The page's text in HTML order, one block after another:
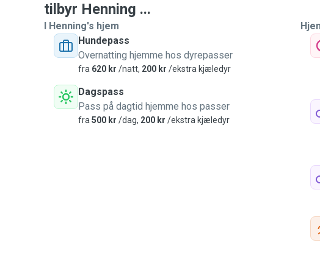
tilbyr Henning ...
I Henning's hjem
Hundepass
Overnatting hjemme hos dyrepasser
fra 620 kr /natt, 200 kr /ekstra kjæledyr
Dagspass
Pass på dagtid hjemme hos passer
fra 500 kr /dag, 200 kr /ekstra kjæledyr